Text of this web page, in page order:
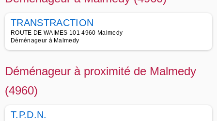
TRANSTRACTION
ROUTE DE WAIMES 101 4960 Malmedy
Déménageur à Malmedy
Déménageur à proximité de Malmedy
(4960)
T.P.D.N.